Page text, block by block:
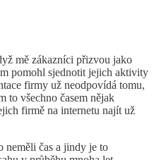
mě zákazníci přizvou jako
pomohl sjednotit jejich aktivity
firmy už neodpovídá tomu,
to všechno časem nějak
firmě na internetu najít už
neměli čas a jindy je to